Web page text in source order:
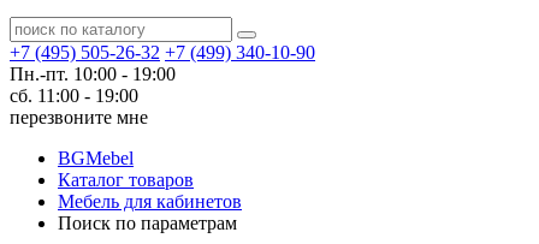
+7 (495) 505-26-32 +7 (499) 340-10-90
Пн.-пт. 10:00 - 19:00
сб. 11:00 - 19:00
перезвоните мне
BGMebel
Каталог товаров
Мебель для кабинетов
Поиск по параметрам